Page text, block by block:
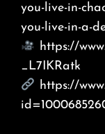
you-live-in-
you-live-in-a-
https://
_L7IKRatk
https://